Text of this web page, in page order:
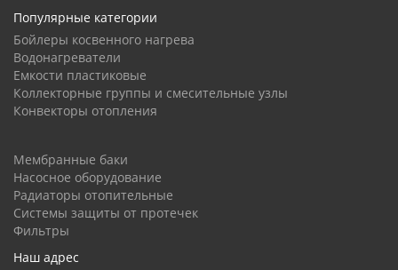
Популярные категории
Бойлеры косвенного нагрева
Водонагреватели
Емкости пластиковые
Коллекторные группы и смесительные узлы
Конвекторы отопления
Мембранные баки
Насосное оборудование
Радиаторы отопительные
Системы защиты от протечек
Фильтры
Наш адрес